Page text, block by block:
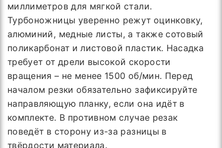
миллиметров для мягкой стали.
Турбоножницы уверенно режут оцинковку,
алюминий, медные листы, а также сотовый
поликарбонат и листовой пластик. Насадка
требует от дрели высокой скорости
вращения – не менее 1500 об/мин. Перед
началом резки обязательно зафиксируйте
направляющую планку, если она идёт в
комплекте. В противном случае резак
поведёт в сторону из-за разницы в
твёрдости материала.